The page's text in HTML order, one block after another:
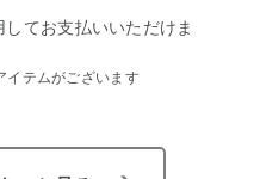
てお支払いいただけま
テムがございます